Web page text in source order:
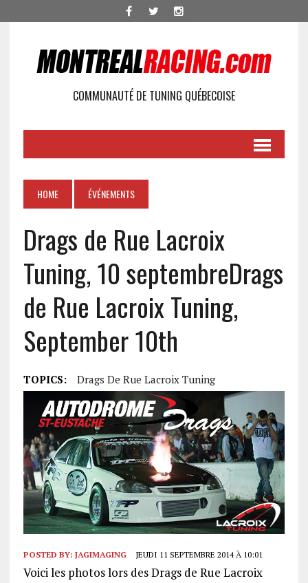
COMMUNAUTÉ DE TUNING QUÉBECOISE
HOME ÉVÉNEMENTS
Drags de Rue Lacroix
Tuning, 10 septembreDrags
de Rue Lacroix Tuning,
September 10th
TOPICS: Drags De Rue Lacroix Tuning
POSTED BY: JAGIMAGING JEUDI 11 SEPTEMBRE 2014 À 10:01
Voici les photos lors des Drags de Rue Lacroix